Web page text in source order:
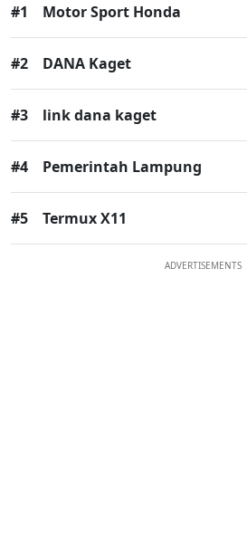
#1 Motor Sport Honda
#2 DANA Kaget
#3 link dana kaget
#4 Pemerintah Lampung
#5 Termux X11
ADVERTISEMENTS